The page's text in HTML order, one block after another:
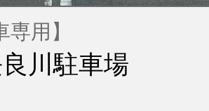
専用】
川駐車場